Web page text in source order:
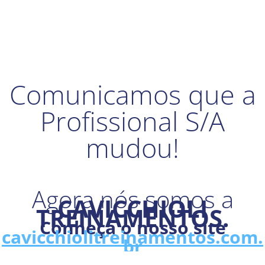
Comunicamos que a
Profissional S/A
mudou!
Agora nós somos a
CAVICCHIOLI
TREINAMENTOS.
Conheça o nosso site
cavicchiolitreinamentos.com.
br